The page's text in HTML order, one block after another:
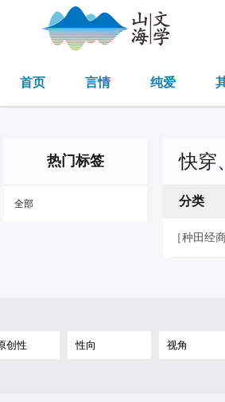
首页 言情 纯爱
热门标签
全部
快穿
分类
［种田经商